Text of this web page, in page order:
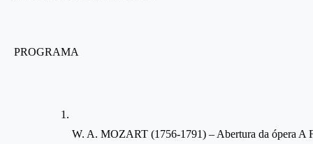
PROGRAMA
W. A. MOZART (1756-1791) – Abertura da ópera A